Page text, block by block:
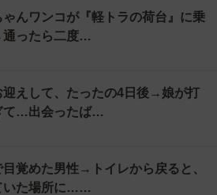
んワンコが『軽トラの荷台』に乗
ったら二度…
迎えして、たったの4日後→娘が打
て…出会ったば…
覚めた男性→トイレから戻ると、
いた場所に……